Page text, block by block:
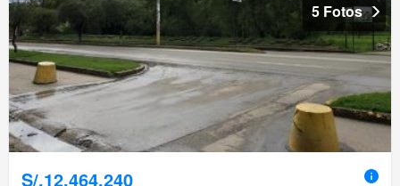
5 Fotos
S/.12,464,240